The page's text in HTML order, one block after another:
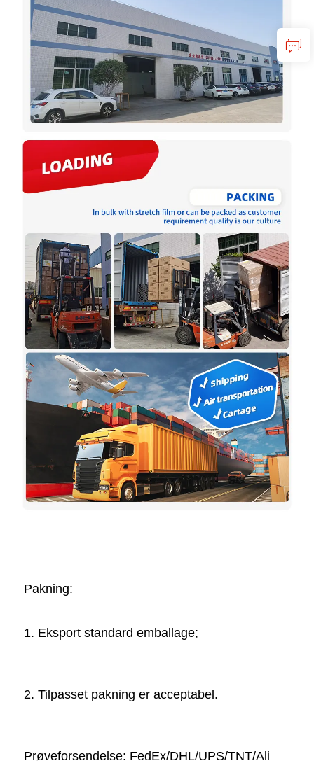
Pakning:
1. Eksport standard emballage;
2. Tilpasset pakning er acceptabel.
Prøveforsendelse: FedEx/DHL/UPS/TNT/Ali